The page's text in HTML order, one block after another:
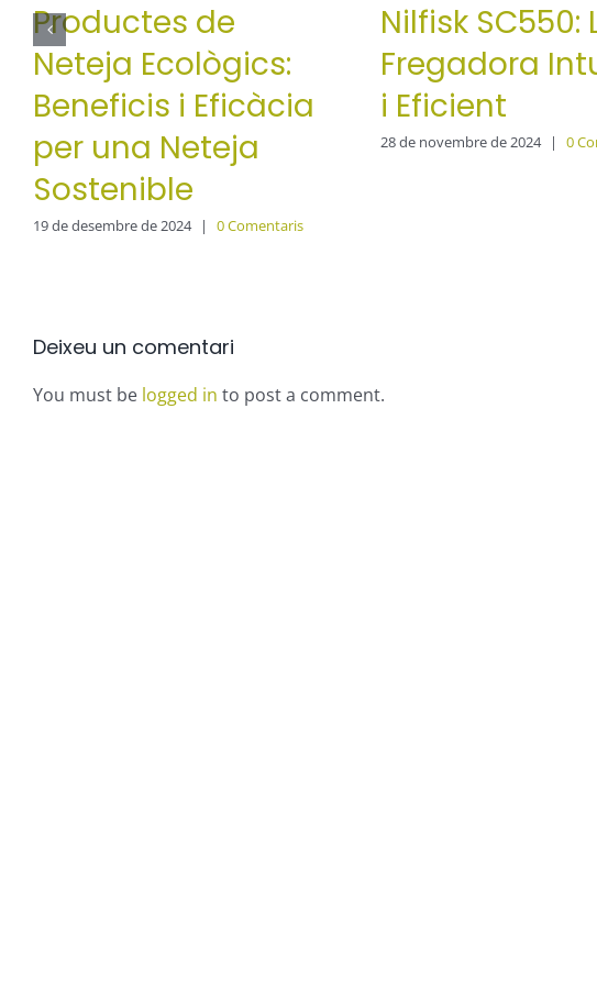
Productes de
Neteja Ecològics:
Beneficis i Eficàcia
per una Neteja
Sostenible
19 de desembre de 2024 | 0 Comentaris
Nilfisk SC550:
Fregadora
i Eficient
28 de novembre de 2024 | 0
Deixeu un comentari
You must be logged in to post a comment.